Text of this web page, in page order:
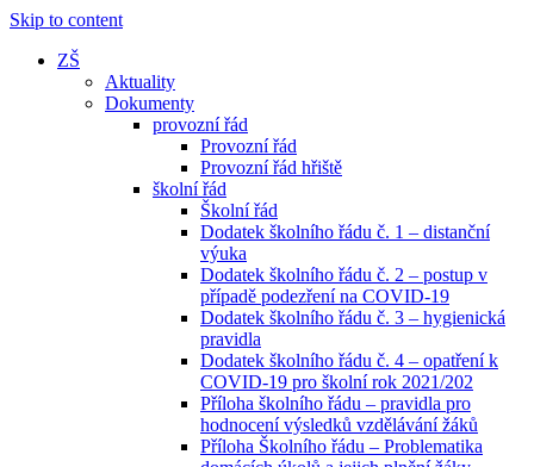
Skip to content
ZŠ
Aktuality
Dokumenty
provozní řád
Provozní řád
Provozní řád hřiště
školní řád
Školní řád
Dodatek školního řádu č. 1 – distanční
výuka
Dodatek školního řádu č. 2 – postup v
případě podezření na COVID-19
Dodatek školního řádu č. 3 – hygienická
pravidla
Dodatek školního řádu č. 4 – opatření k
COVID-19 pro školní rok 2021/202
Příloha školního řádu – pravidla pro
hodnocení výsledků vzdělávání žáků
Příloha Školního řádu – Problematika